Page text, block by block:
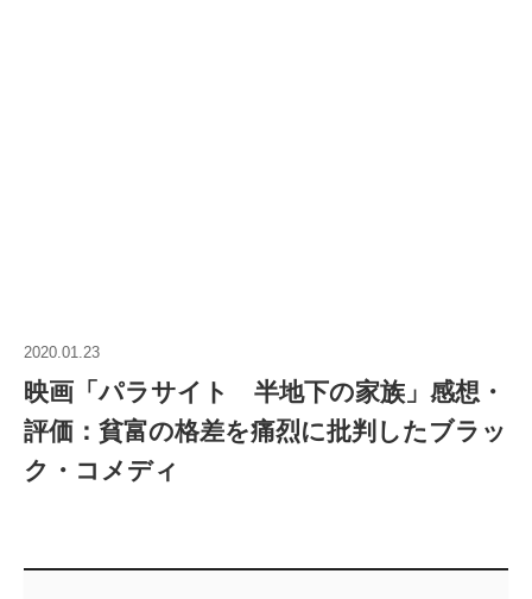
2020.01.23
映画「パラサイト 半地下の家族」感想・
評価：貧富の格差を痛烈に批判したブラッ
ク・コメディ